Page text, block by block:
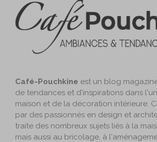
Café-Pouchkine est un blog
de tendances et d'inspirations dans
maison et de la décoration intérieure.
par des passionnés en design et
traite des nombreux sujets liés à la
mais aussi au bricolage, à